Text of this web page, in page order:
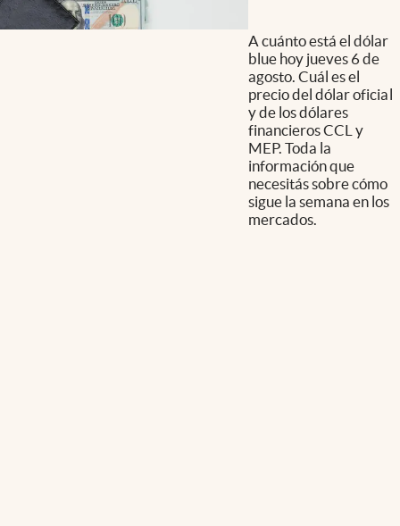
A cuánto está el dólar
blue hoy jueves 6 de
agosto. Cuál es el
precio del dólar oficial
y de los dólares
financieros CCL y
MEP. Toda la
información que
necesitás sobre cómo
sigue la semana en los
mercados.